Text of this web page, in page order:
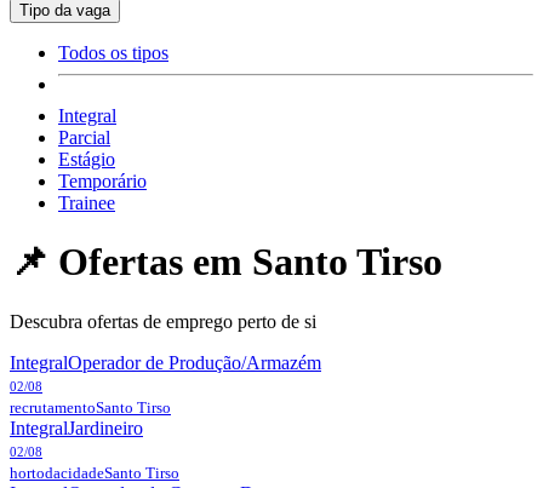
Tipo da vaga
Todos os tipos
Integral
Parcial
Estágio
Temporário
Trainee
📌 Ofertas em Santo Tirso
Descubra ofertas de emprego perto de si
IntegralOperador de Produção/Armazém
02/08
recrutamentoSanto Tirso
IntegralJardineiro
02/08
hortodacidadeSanto Tirso